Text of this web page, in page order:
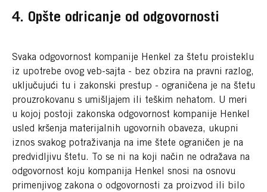
4. Opšte odricanje od odgovornosti
Svaka odgovornost kompanije Henkel za štetu proisteklu
iz upotrebe ovog veb-sajta - bez obzira na pravni razlog,
uključujući tu i zakonski prestup - ograničena je na štetu
prouzrokovanu s umišljajem ili teškim nehatom. U meri
u kojoj postoji zakonska odgovornost kompanije Henkel
usled kršenja materijalnih ugovornih obaveza, ukupni
iznos svakog potraživanja na ime štete ograničen je na
predvidljivu štetu. To se ni na koji način ne odražava na
odgovornost koju kompanija Henkel snosi na osnovu
primenjivog zakona o odgovornosti za proizvod ili bilo